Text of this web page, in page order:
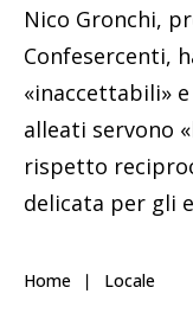
Nico Gronchi,
Confesercenti,
«inaccettabili»
alleati servono
rispetto
delicata per gli
Home Locale